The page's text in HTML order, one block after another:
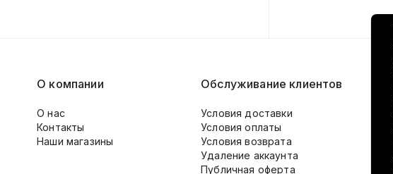
О компании
О нас
Контакты
Наши магазины
Обслуживание клиентов
Условия доставки
Условия оплаты
Условия возврата
Удаление аккаунта
Публичная оферта